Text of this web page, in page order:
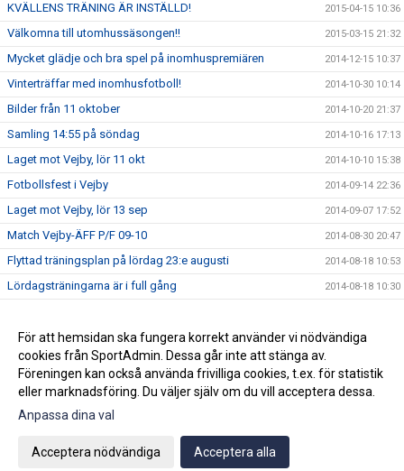
KVÄLLENS TRÄNING ÄR INSTÄLLD! 2015-04-15 10:36
Välkomna till utomhussäsongen!! 2015-03-15 21:32
Mycket glädje och bra spel på inomhuspremiären 2014-12-15 10:37
Vinterträffar med inomhusfotboll! 2014-10-30 10:14
Bilder från 11 oktober 2014-10-20 21:37
Samling 14:55 på söndag 2014-10-16 17:13
Laget mot Vejby, lör 11 okt 2014-10-10 15:38
Fotbollsfest i Vejby 2014-09-14 22:36
Laget mot Vejby, lör 13 sep 2014-09-07 17:52
Match Vejby-ÄFF P/F 09-10 2014-08-30 20:47
Flyttad träningsplan på lördag 23:e augusti 2014-08-18 10:53
Lördagsträningarna är i full gång 2014-08-18 10:30
Ändrad träningstid 2014-06-07 19:27
P/F09-10 spelar fotboll 2014-05-28 09:16
Gå till Webbversion
För att hemsidan ska fungera korrekt använder vi nödvändiga
cookies från SportAdmin. Dessa går inte att stänga av.
Föreningen kan också använda frivilliga cookies, t.ex. för statistik
eller marknadsföring. Du väljer själv om du vill acceptera dessa.
Anpassa dina val
Acceptera nödvändiga Acceptera alla